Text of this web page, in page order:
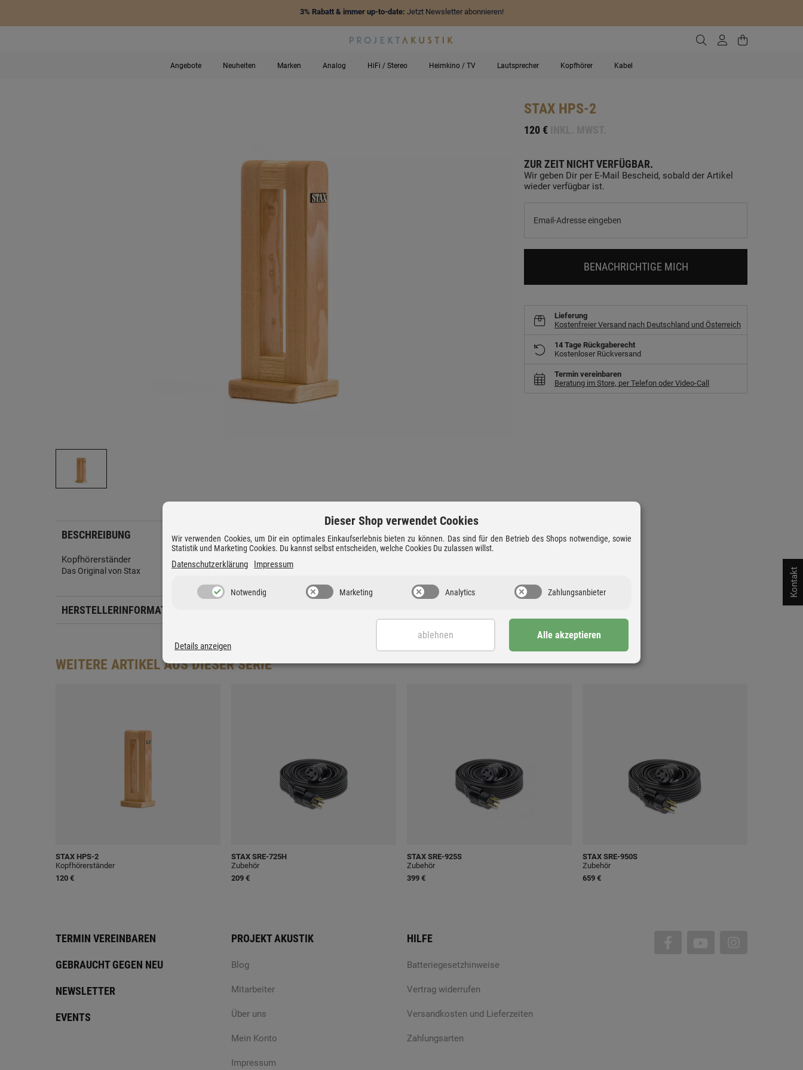
3% Rabatt & immer up-to-date: Jetzt Newsletter abonnieren!
Zur Suche gehen
ZumZum
Angebote Neuheiten Marken Analog HiFi / Stereo Heimkino / TV Lautsprecher Kopfhörer Kabel
BESCHREIBUNG
Kopfhörerständer
Das Original von Stax
HERSTELLERINFORMATIONEN
STAX HPS-2
120 €
ZUR ZEIT NICHT VERFÜGBAR.
Wir geben Dir per E-Mail Bescheid, sobald der Artikel
wieder verfügbar ist.
BENACHRICHTIGE MICH
Lieferung
Kostenfreier Versand nach Deutschland und Österreich
14 Tage Rückgaberecht
Kostenloser Rückversand
Termin vereinbaren
Beratung im Store, per Telefon oder Video-Call
WEITERE ARTIKEL AUS DIESER SERIE
STAX HPS-2
Kopfhörerständer
120 €
STAX SRE-725H
Zubehör
209 €
STAX SRE-925S
Zubehör
399 €
STAX SRE-950S
Zubehör
659 €
TERMIN VEREINBAREN
GEBRAUCHT GEGEN NEU
NEWSLETTER
EVENTS
PROJEKT AKUSTIK
Blog
Mitarbeiter
Über uns
Mein Konto
Impressum
HILFE
Batteriegesetzhinweise
Vertrag widerrufen
Versandkosten und Lieferzeiten
Zahlungsarten
Kontakt
Dieser Shop verwendet Cookies
Wir verwenden Cookies, um Dir ein optimales Einkaufserlebnis bieten zu können. Das sind für den Betrieb des Shops notwendige, sowie
Statistik und Marketing Cookies. Du kannst selbst entscheiden, welche Cookies Du zulassen willst.
Datenschutzerklärung Impressum
Notwendig Marketing Analytics Zahlungsanbieter
Details anzeigen
ablehnen Alle akzeptieren